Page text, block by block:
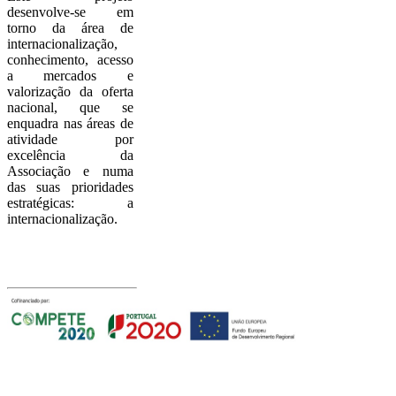
desenvolve-se em
torno da área de
internacionalização,
conhecimento, acesso
a mercados e
valorização da oferta
nacional, que se
enquadra nas áreas de
atividade por
excelência da
Associação e numa
das suas prioridades
estratégicas: a
internacionalização.